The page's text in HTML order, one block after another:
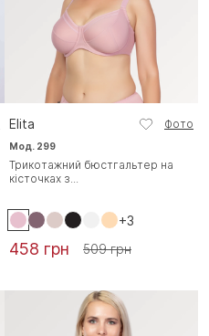
Elita Фото
Мод. 299
Трикотажний бюстгальтер на
кісточках з...
+3
458 грн 509 грн